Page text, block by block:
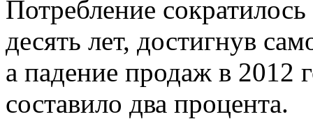
Потребление
десять лет, достигнув
а падение продаж в 2012
составило два процента.